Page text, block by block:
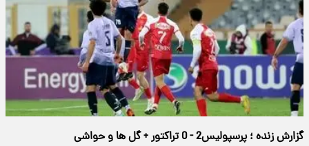
گزارش زنده ؛ پرسپولیس2 - 0 تراکتور + گل ها و حواشی